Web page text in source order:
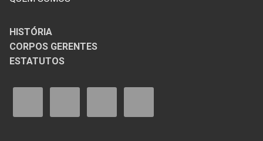
HISTÓRIA
CORPOS GERENTES
ESTATUTOS